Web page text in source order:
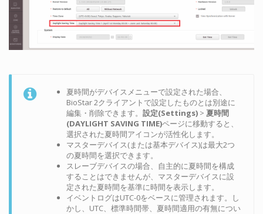
夏時間がデバイスメニューで設定された場合、
BioStar 2クライアントで設定したものとは別途に
編集・削除できます。設定(Settings) >夏時間
(DAYLIGHT SAVING TIME)ページに移動すると、
選択された夏時間アイコンが活性化します。
マスターデバイス(または基本デバイス)は最大2つ
の夏時間を選択できます。
スレーブデバイスの場合、自主的に夏時間を構成
することはできませんが、マスターデバイスに設
定された夏時間を基準に時間を表示します。
イベントログはUTC-0をベースに管理されます。し
かし、UTC、標準時間帯、夏時間適用の有無につい